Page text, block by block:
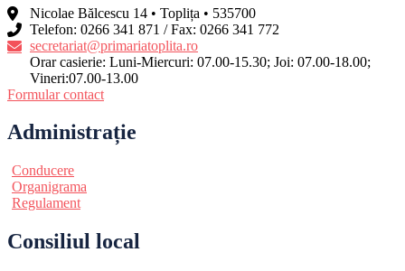
Nicolae Bălcescu 14 • Toplița • 535700
Telefon: 0266 341 871 / Fax: 0266 341 772
secretariat@primariatoplita.ro
Orar casierie: Luni-Miercuri: 07.00-15.30; Joi: 07.00-18.00;
Vineri:07.00-13.00
Formular contact
Administrație
Conducere
Organigrama
Regulament
Consiliul local